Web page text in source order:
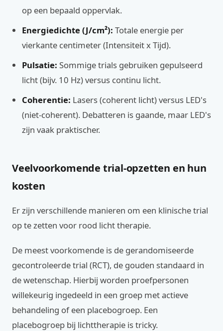
op een bepaald oppervlak.
Energiedichte (J/cm²): Totale energie per
vierkante centimeter (Intensiteit x Tijd).
Pulsatie: Sommige trials gebruiken gepulseerd
licht (bijv. 10 Hz) versus continu licht.
Coherentie: Lasers (coherent licht) versus LED's
(niet-coherent). Debatteren is gaande, maar LED's
zijn vaak praktischer.
Veelvoorkomende trial-opzetten en hun
kosten
Er zijn verschillende manieren om een klinische trial
op te zetten voor rood licht therapie.
De meest voorkomende is de gerandomiseerde
gecontroleerde trial (RCT), de gouden standaard in
de wetenschap. Hierbij worden proefpersonen
willekeurig ingedeeld in een groep met actieve
behandeling of een placebogroep. Een
placebogroep bij lichttherapie is tricky.